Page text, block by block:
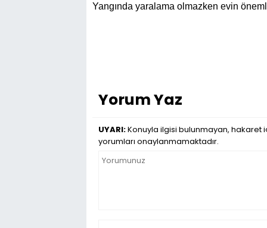
Yangında yaralama olmazken evin
Yorum Yaz
UYARI:Konuyla ilgisi bulunmayan, hakaret
yorumları onaylanmamaktadır.